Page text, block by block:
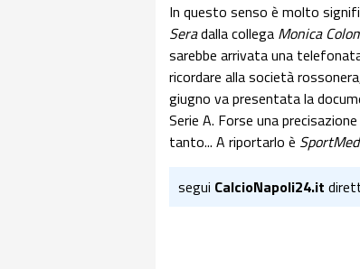
In questo senso è molto
Seradalla collega Monica
sarebbe arrivata una
ricordare alla società
giugno va presentata la
Serie A. Forse una
tanto... A riportarlo è
segui CalcioNapoli24.it